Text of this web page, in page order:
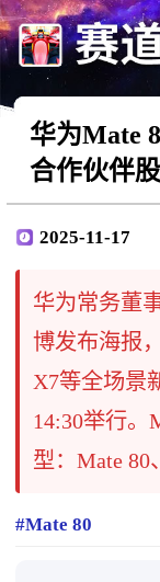
华为Mate
合作伙伴
2025-11-17
华为常务董
博发布海报
X7等全场景
14:30举行。
型：Mate 80
#Mate 80